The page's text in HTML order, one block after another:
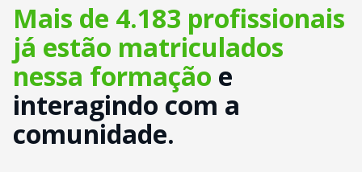
Mais de 4.183 profissionais
já estão matriculados
nessa formação e
interagindo com a
comunidade.